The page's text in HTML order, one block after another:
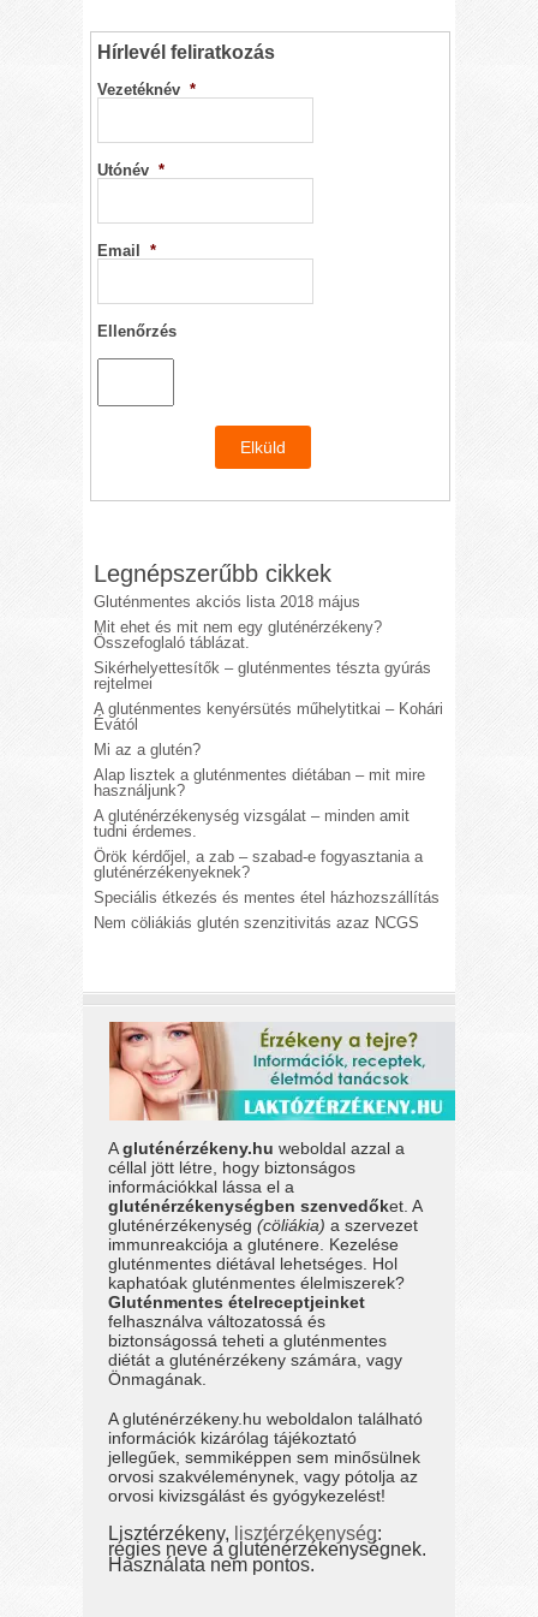
Hírlevél feliratkozás
Vezetéknév *
Utónév *
Email *
Ellenőrzés
Legnépszerűbb cikkek
Gluténmentes akciós lista 2018 május
Mit ehet és mit nem egy gluténérzékeny?
Összefoglaló táblázat.
Sikérhelyettesítők – gluténmentes tészta gyúrás
rejtelmei
A gluténmentes kenyérsütés műhelytitkai – Kohári
Évától
Mi az a glutén?
Alap lisztek a gluténmentes diétában – mit mire
használjunk?
A gluténérzékenység vizsgálat – minden amit
tudni érdemes.
Örök kérdőjel, a zab – szabad-e fogyasztania a
gluténérzékenyeknek?
Speciális étkezés és mentes étel házhozszállítás
Nem cöliákiás glutén szenzitivitás azaz NCGS
Agluténérzékeny.hu weboldal azzal a
céllal jött létre, hogy biztonságos
információkkal lássa el a
gluténérzékenységben szenvedőket. A
gluténérzékenység(cöliákia) a szervezet
immunreakciója a gluténere. Kezelése
gluténmentes diétával lehetséges. Hol
kaphatóak gluténmentes élelmiszerek?
Gluténmentes ételreceptjeinket
felhasználva változatossá és
biztonságossá teheti a gluténmentes
diétát a gluténérzékeny számára, vagy
Önmagának.
A gluténérzékeny.hu weboldalon található
információk kizárólag tájékoztató
jellegűek, semmiképpen sem minősülnek
orvosi szakvéleménynek, vagy pótolja az
orvosi kivizsgálást és gyógykezelést!
Lisztérzékeny, lisztérzékenység:
régies neve a gluténérzékenységnek.
Használata nem pontos.